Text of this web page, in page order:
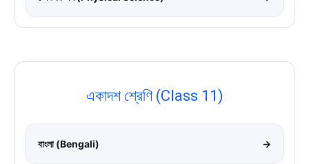
একাদশ শ্রেণি (Class 11)
বাংলা (Bengali) →